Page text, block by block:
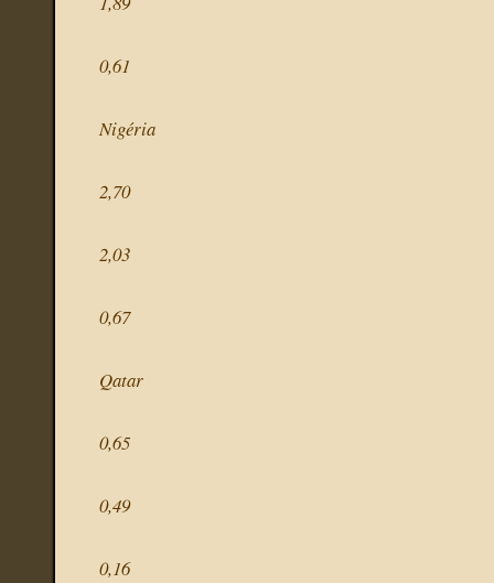
0,61
Nigéria
2,70
2,03
0,67
Qatar
0,65
0,49
0,16